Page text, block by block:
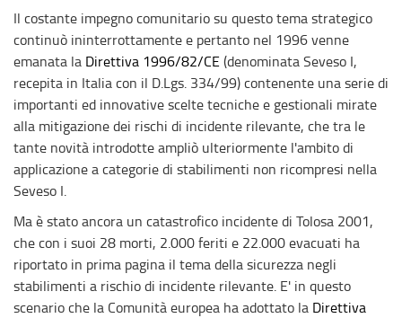
Il costante impegno comunitario su questo tema strategico
continuò ininterrottamente e pertanto nel 1996 venne
emanata la Direttiva 1996/82/CE(denominata Seveso I,
recepita in Italia con il D.Lgs. 334/99) contenente una serie di
importanti ed innovative scelte tecniche e gestionali mirate
alla mitigazione dei rischi di incidente rilevante, che tra le
tante novità introdotte ampliò ulteriormente l'ambito di
applicazione a categorie di stabilimenti non ricompresi nella
Seveso I.
Ma è stato ancora un catastrofico incidente di Tolosa 2001,
che con i suoi 28 morti, 2.000 feriti e 22.000 evacuati ha
riportato in prima pagina il tema della sicurezza negli
stabilimenti a rischio di incidente rilevante. E' in questo
scenario che la Comunità europea ha adottato la Direttiva